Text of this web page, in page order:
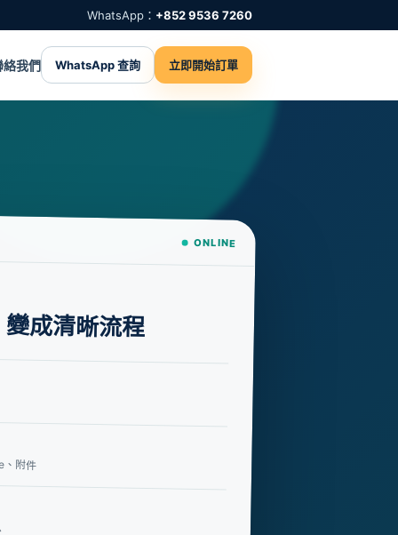
WhatsApp： +852 9536 7260
絡我們 WhatsApp 查詢 立即開始訂單
ONLINE
成清晰流程
、附件